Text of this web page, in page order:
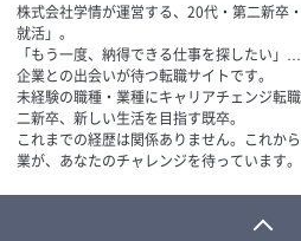
株式会社学情が運営する、20代・第二新卒
就活」。
「もう一度、納得できる仕事を探したい
企業との出会いが待つ転職サイトです。
未経験の職種・業種にキャリアチェンジ転
二新卒、新しい生活を目指す既卒。
これまでの経歴は関係ありません。これか
業が、あなたのチャレンジを待っています。